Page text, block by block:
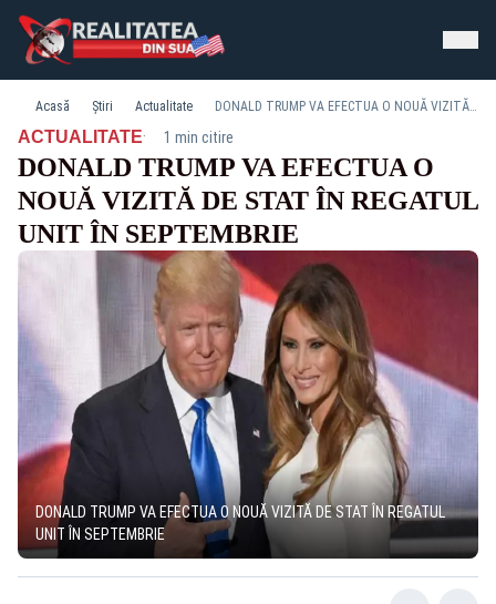
Acasă Știri Actualitate DONALD TRUMP VA EFECTUA O NOUĂ VIZITĂ DE STAT ÎN REGATUL UNIT ÎN SEPTEMBRIE
ACTUALITATE· 1 min citire
DONALD TRUMP VA EFECTUA O
NOUĂ VIZITĂ DE STAT ÎN REGATUL
UNIT ÎN SEPTEMBRIE
DONALD TRUMP VA EFECTUA O NOUĂ VIZITĂ DE STAT ÎN REGATUL
UNIT ÎN SEPTEMBRIE